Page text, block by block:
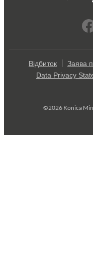
Відбиток
Заява
Data Privacy
©2026 Konica